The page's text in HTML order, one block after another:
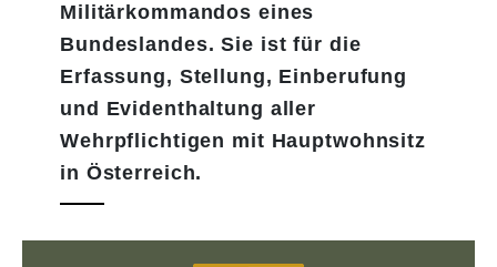
Militärkommandos eines
Bundeslandes. Sie ist für die
Erfassung, Stellung, Einberufung
und Evidenthaltung aller
Wehrpflichtigen mit Hauptwohnsitz
in Österreich.